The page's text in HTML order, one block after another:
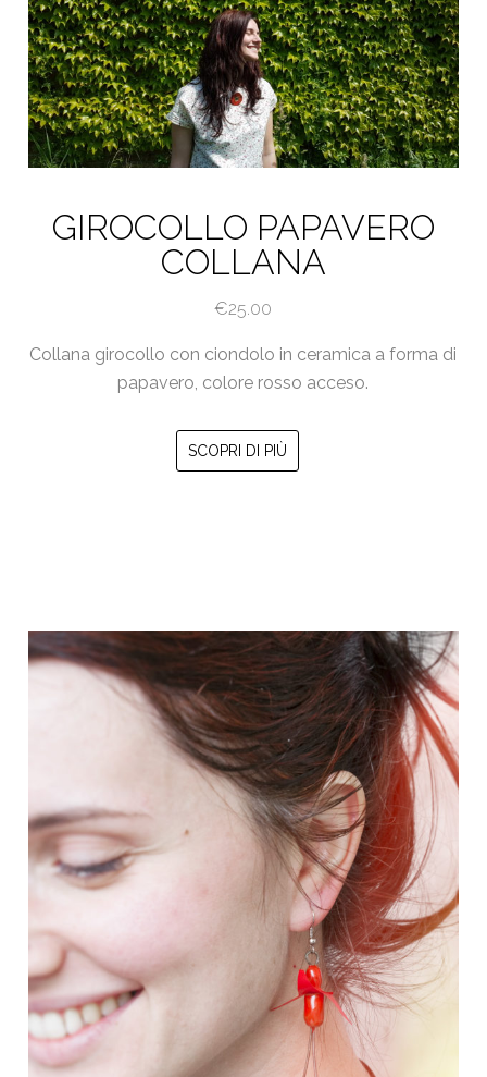
scelte
nella
pagina
del
prodotto
GIROCOLLO PAPAVERO
COLLANA
€25.00
Collana girocollo con ciondolo in ceramica a forma di
papavero, colore rosso acceso.
SCOPRI DI PIÙ